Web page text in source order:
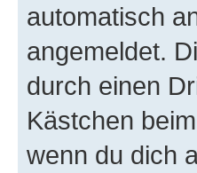
automatisch
angemeldet.
durch einen
Kästchen
wenn du dich